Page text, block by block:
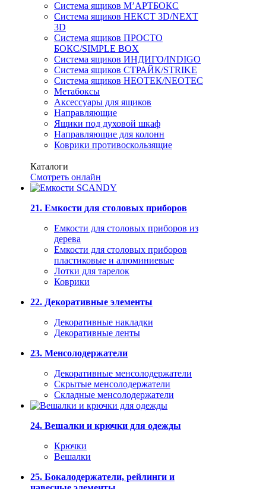
Система ящиков М’АРТБОКС
Система ящиков НЕКСТ 3D/NEXT
3D
Система ящиков ПРОСТО
БОКС/SIMPLE BOX
Система ящиков ИНДИГО/INDIGO
Система ящиков СТРАЙК/STRIKE
Система ящиков НЕОТЕК/NEOTEC
Метабоксы
Аксессуары для ящиков
Направляющие
Ящики под духовой шкаф
Направляющие для колонн
Коврики противоскользящие
Каталоги
Смотреть онлайн
21. Емкости для столовых приборов
Емкости для столовых приборов из
дерева
Емкости для столовых приборов
пластиковые и алюминиевые
Лотки для тарелок
Коврики
22. Декоративные элементы
Декоративные накладки
Декоративные ленты
23. Менсолодержатели
Декоративные менсолодержатели
Скрытые менсолодержатели
Складные менсолодержатели
24. Вешалки и крючки для одежды
Крючки
Вешалки
25. Бокалодержатели, рейлинги и